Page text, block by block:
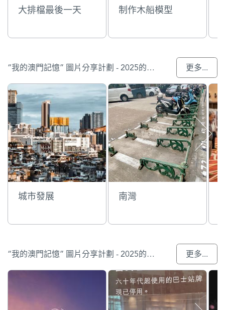
大排檔最後一天 制作木船模型
“我的澳門記憶” 圖片分享計劃 - 2025的入選作品 更多...
城市發展 南灣
“我的澳門記憶” 圖片分享計劃 - 2025的參與作品 更多...